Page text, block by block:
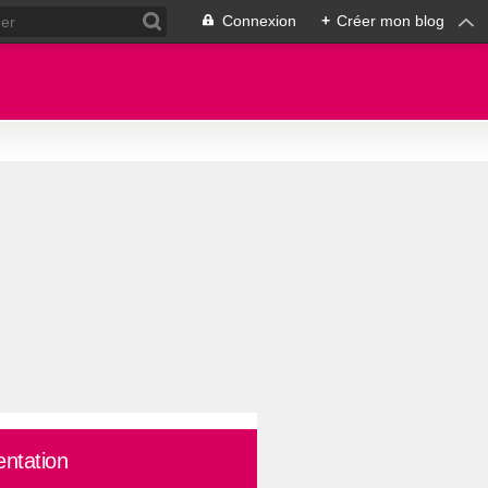
Connexion + Créer mon blog